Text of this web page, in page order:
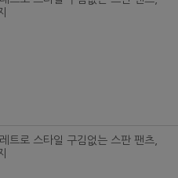
트로 스타일 구김없는 스판 팬츠,